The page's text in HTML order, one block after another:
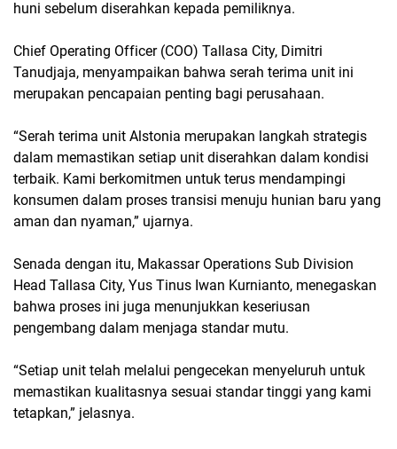
huni sebelum diserahkan kepada pemiliknya.
Chief Operating Officer (COO) Tallasa City, Dimitri
Tanudjaja, menyampaikan bahwa serah terima unit ini
merupakan pencapaian penting bagi perusahaan.
“Serah terima unit Alstonia merupakan langkah strategis
dalam memastikan setiap unit diserahkan dalam kondisi
terbaik. Kami berkomitmen untuk terus mendampingi
konsumen dalam proses transisi menuju hunian baru yang
aman dan nyaman,” ujarnya.
Senada dengan itu, Makassar Operations Sub Division
Head Tallasa City, Yus Tinus Iwan Kurnianto, menegaskan
bahwa proses ini juga menunjukkan keseriusan
pengembang dalam menjaga standar mutu.
“Setiap unit telah melalui pengecekan menyeluruh untuk
memastikan kualitasnya sesuai standar tinggi yang kami
tetapkan,” jelasnya.